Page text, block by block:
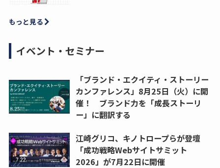
もっと見る
イベント・セミナー
「ブランド・エクイティ・ストーリー
カンファレンス」8月25日（火）に開
催！ ブランド力を「成長ストーリ
ー」に翻訳する
江崎グリコ、キノトロープらが登壇
「成功戦略Webサイトサミット
2026」が7月22日に開催